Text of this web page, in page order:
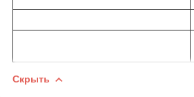
Скрыть